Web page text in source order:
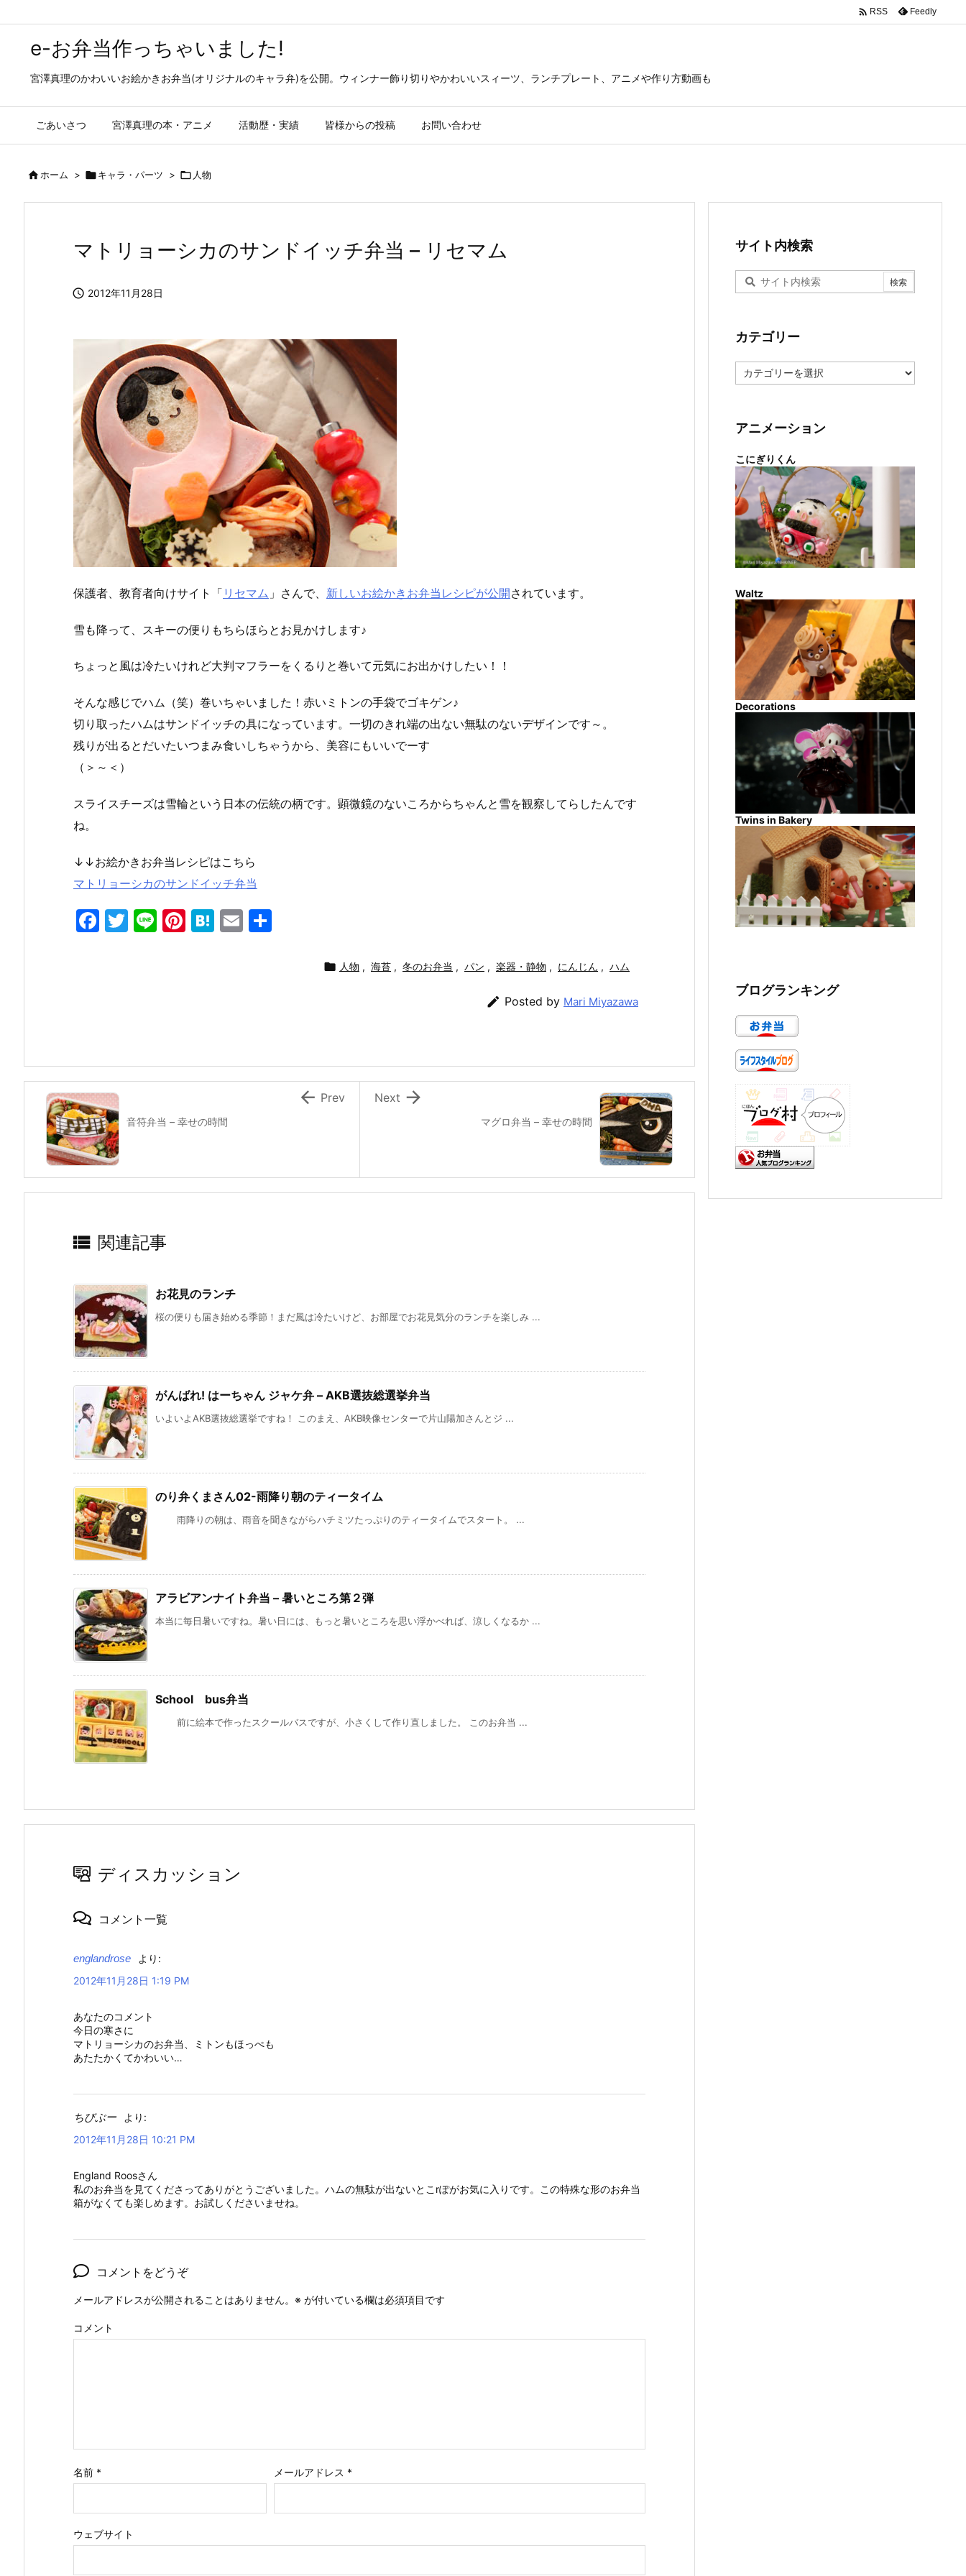
e-お弁当作っちゃいました!
宮澤真理のかわいいお絵かきお弁当(オリジナルのキャラ弁)を公開。ウィンナー飾り切りやかわいいスィーツ、ランチプレート、アニメや作り方動画も
ごあいさつ 宮澤真理の本・アニメ 活動歴・実績 皆様からの投稿 お問い合わせ
 RSS Feedly
ホーム > キャラ・パーツ >  人物
マトリョーシカのサンドイッチ弁当 – リセマム
 2012年11月28日
保護者、教育者向けサイト「 リセマム 」さんで、 新しいお絵かきお弁当レシピが公開されています。
雪も降って、スキーの便りもちらほらとお見かけします♪
ちょっと風は冷たいけれど大判マフラーをくるりと巻いて元気にお出かけしたい！！
そんな感じでハム（笑）巻いちゃいました！赤いミトンの手袋でゴキゲン♪
切り取ったハムはサンドイッチの具になっています。一切のきれ端の出ない無駄のないデザインです～。
残りが出るとだいたいつまみ食いしちゃうから、美容にもいいでーす
（＞～＜）
スライスチーズは雪輪という日本の伝統の柄です。顕微鏡のないころからちゃんと雪を観察してらしたんです
ね。
↓↓お絵かきお弁当レシピはこちら
マトリョーシカのサンドイッチ弁当
F
k
T
Li Pi H
E
 人物 , 海苔 , 冬のお弁当 , パン , 楽器・静物 , にんじん , ハム
 Posted by Mari Miyazawa
マグロ弁当 – 幸せの時間

Next
音符弁当 – 幸せの時間
 Prev
 関連記事
お花見のランチ
桜の便りも届き始める季節！まだ風は冷たいけど、お部屋でお花見気分のランチを楽しみ ...
がんばれ! はーちゃん ジャケ弁 – AKB選抜総選挙弁当
いよいよAKB選抜総選挙ですね！ このまえ、AKB映像センターで片山陽加さんとジ ...
のり弁くまさん02-雨降り朝のティータイム
雨降りの朝は、雨音を聞きながらハチミツたっぷりのティータイムでスタート。 ...
アラビアンナイト弁当 – 暑いところ第２弾
本当に毎日暑いですね。暑い日には、もっと暑いところを思い浮かべれば、涼しくなるか ...
School bus弁当
前に絵本で作ったスクールバスですが、小さくして作り直しました。 このお弁当 ...
ディスカッション
コメント一覧
englandrose
より:
2012年11月28日 1:19 PM
あなたのコメント
今日の寒さに
マトリョーシカのお弁当、ミトンもほっぺも
あたたかくてかわいい…
ちびぶー
より:
2012年11月28日 10:21 PM
England Roosさん
私のお弁当を見てくださってありがとうございました。ハムの無駄が出ないとこrぽがお気に入りです。この特殊な形のお弁当
箱がなくても楽しめます。お試しくださいませね。
コメントをどうぞ
メールアドレスが公開されることはありません。 ※ が付いている欄は必須項目です
コメント
名前 * メールアドレス *
ウェブサイト
サイト内検索
カテゴリー
テ
ー
アニメーション
こにぎりくん
Waltz
Decorations
Twins in Bakery
ブログランキング